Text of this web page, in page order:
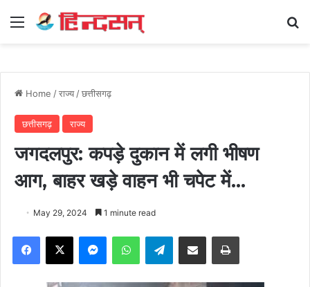
Menu
Home /राज्य /छत्तीसगढ़
छत्तीसगढ़ राज्य
जगदलपुर: कपड़े दुकान में लगी भीषण
आग, बाहर खड़े वाहन भी चपेट में…
May 29, 2024 1 minute read
Facebook
X MessengerWhatsAppTelegramShare via Email Print